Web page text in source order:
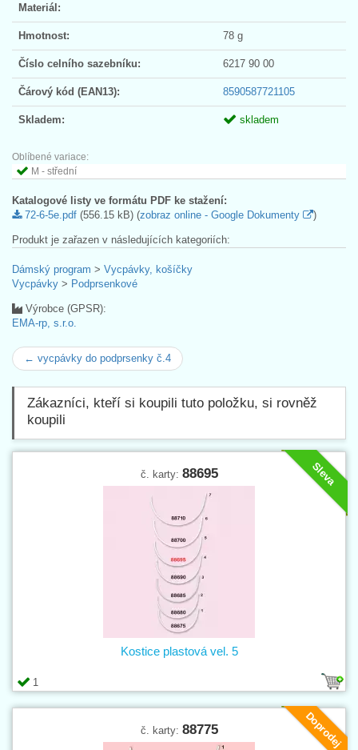
Materiál:
Hmotnost: 78 g
Číslo celního sazebníku: 6217 90 00
Čárový kód (EAN13): 8590587721105
Skladem: skladem
Oblíbené variace:
M - střední
Katalogové listy ve formátu PDF ke stažení:
72-6-5e.pdf (556.15 kB) (zobraz online - Google Dokumenty )
Produkt je zařazen v následujících kategoriích:
Dámský program > Vycpávky, košíčky
Vycpávky > Podprsenkové
Výrobce (GPSR):
EMA-rp, s.r.o.
← vycpávky do podprsenky č.4
Zákazníci, kteří si koupili tuto položku, si rovněž
koupili
Sleva
č. karty: 88695
1
Kostice plastová vel. 5
Doprodej
č. karty: 88775